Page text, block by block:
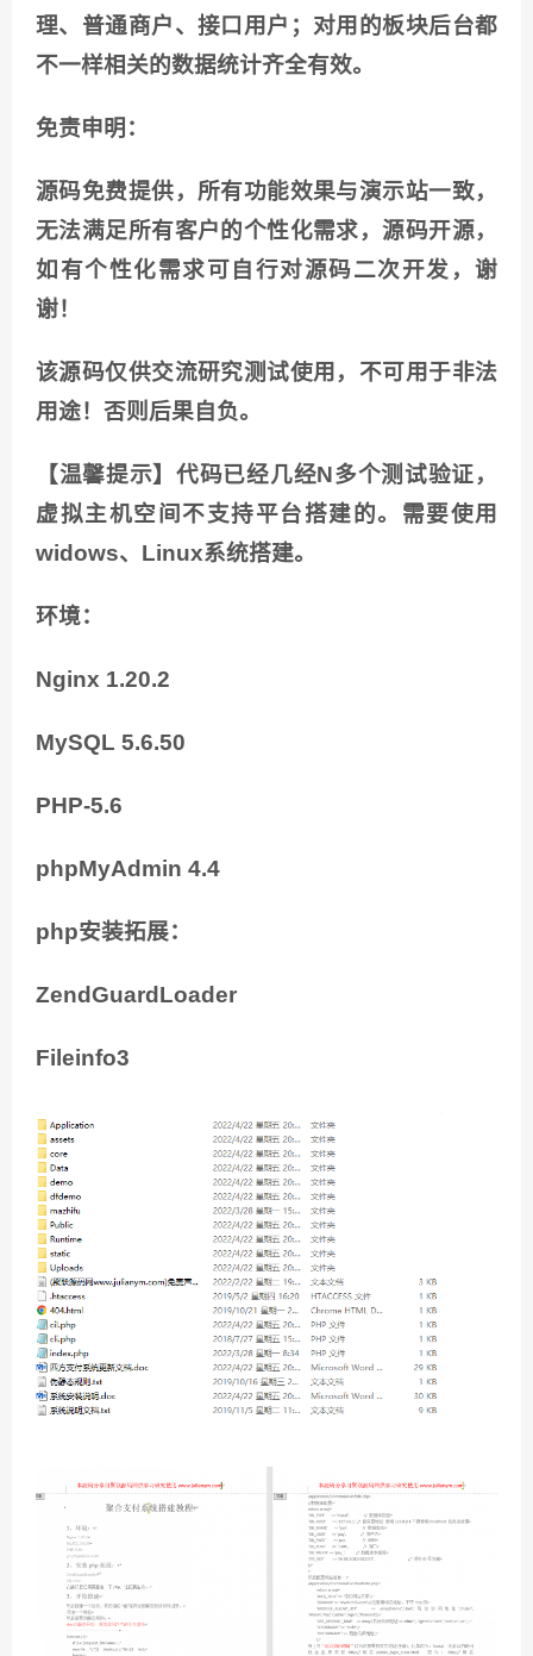
理、普通商户、接口用户；对用的板块后台都
不一样相关的数据统计齐全有效。
免责申明：
源码免费提供，所有功能效果与演示站一致，
无法满足所有客户的个性化需求，源码开源，
如有个性化需求可自行对源码二次开发，谢
谢！
该源码仅供交流研究测试使用，不可用于非法
用途！否则后果自负。
【温馨提示】代码已经几经N多个测试验证，
虚拟主机空间不支持平台搭建的。需要使用
widows、Linux系统搭建。
环境：
Nginx 1.20.2
MySQL 5.6.50
PHP-5.6
phpMyAdmin 4.4
php安装拓展：
ZendGuardLoader
Fileinfo3